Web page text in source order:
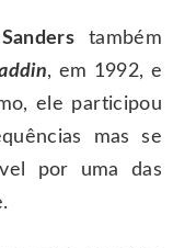
Sanders também
, em 1992, e
ele participou
mas se
por uma das